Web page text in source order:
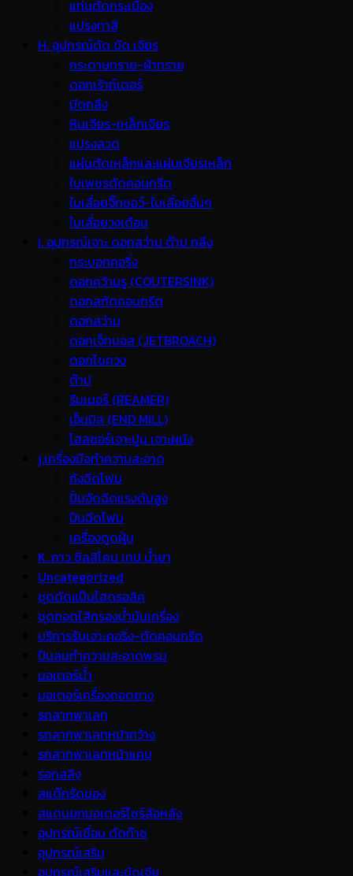
แท่นตัดกระเบื้อง
แปรงทาสี
H. อุปกรณ์ตัด ขัด เจียร
กระดาษทราย-ผ้าทราย
ดอกเร้าท์เตอร์
มีดกลึง
หินเจียร-เหล็กเจียร
แปรงลวด
แผ่นตัดเหล็กและแผ่นเจียรเหล็ก
ใบเพชรตัดคอนกรีต
ใบเลื่อยจิ๊กซอว์-ใบเลื่อยอื่นๆ
ใบเลื่อยวงเดือน
I. อุปกรณ์เจาะ ดอกสว่าน ต๊าป กลึง
กระบอกคอริ่ง
ดอกคว้านรู (COUTERSINK)
ดอกสกัดคอนกรีต
ดอกสว่าน
ดอกเจ็ทบอส (JETBROACH)
ดอกไขควง
ต๊าป
รีมเมอร์ (REAMER)
เอ็นมิล (END MILL)
โฮลซอร์เจาะปูน เจาะผนัง
j.เครื่องมือทำความสะอาด
ถังฉีดโฟม
ปั้มอัดฉีดแรงดันสูง
ปืนฉีดโฟม
เครื่องดูดฝุ่น
K. กาว ซิลลิโคน เทป น้ำยา
Uncategorized
ชุดดัดแป๊บไฮดรอลิค
ชุดถอดไส้กรองน้ำมันเครื่อง
บริการรับเจาะคอริ่ง-ตัดคอนกรีต
ปืนลมทำความสะอาดพรม
มอเตอร์น้ำ
มอเตอร์เครื่องถอดยาง
รถลากพาเลท
รถลากพาเลทหน้ากว้าง
รถลากพาเลทหน้าแคบ
รอกสลิง
สแต๊กรัดของ
สแตนยกมอเตอร์ไซร์ล้อหลัง
อุปกรณ์เชื่อม ตัดก๊าซ
อุปกรณ์เสริม
อุปกรณ์เสริมและขัดเจีย